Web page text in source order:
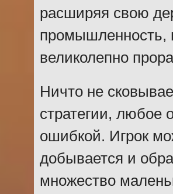
расширяя свою
промышленность,
великолепно
Ничто не
стратегии, любое
ошибкой. Игрок
добывается и
множество